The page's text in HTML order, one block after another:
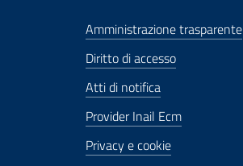
Amministrazione trasparente
Diritto di accesso
Atti di notifica
Provider Inail Ecm
Privacy e cookie